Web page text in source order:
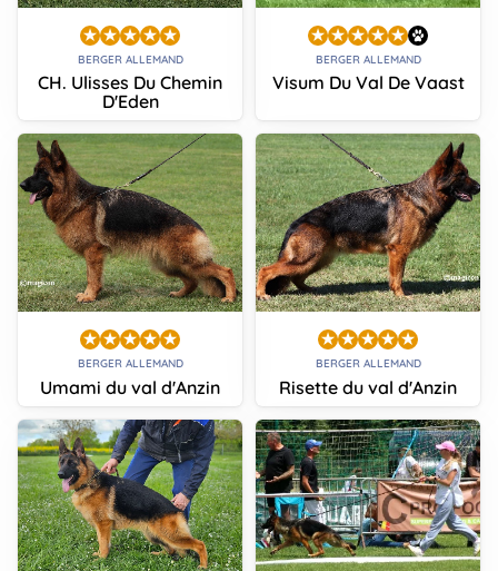
BERGER ALLEMAND
CH. Ulisses Du Chemin
D'Eden
BERGER ALLEMAND
Visum Du Val De Vaast
BERGER ALLEMAND
Umami du val d'Anzin
BERGER ALLEMAND
Risette du val d'Anzin